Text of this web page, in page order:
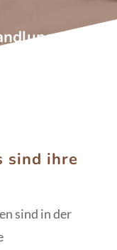
sind ihre
sind in der